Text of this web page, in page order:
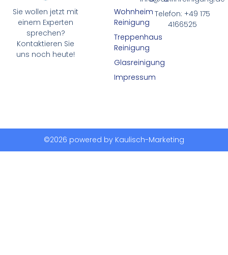
Sie wollen jetzt mit
einem Experten
sprechen?
Kontaktieren Sie
uns noch heute!
Wohnheim
Reinigung
Treppenhaus
Reinigung
Glasreinigung
Impressum
Telefon: +49 175
4166525
©2026 powered by Kaulisch-Marketing